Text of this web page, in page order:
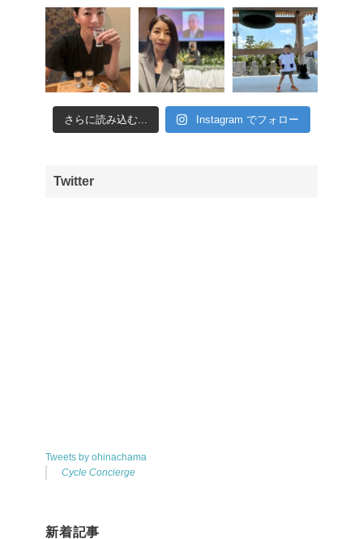
さらに読み込む... Instagram でフォロー
Twitter
Tweets by ohinachama
Cycle Concierge
新着記事